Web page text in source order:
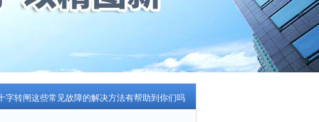
字转闸这些常见故障的解决方法有帮助到你们吗